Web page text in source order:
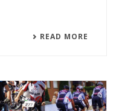
READ MORE